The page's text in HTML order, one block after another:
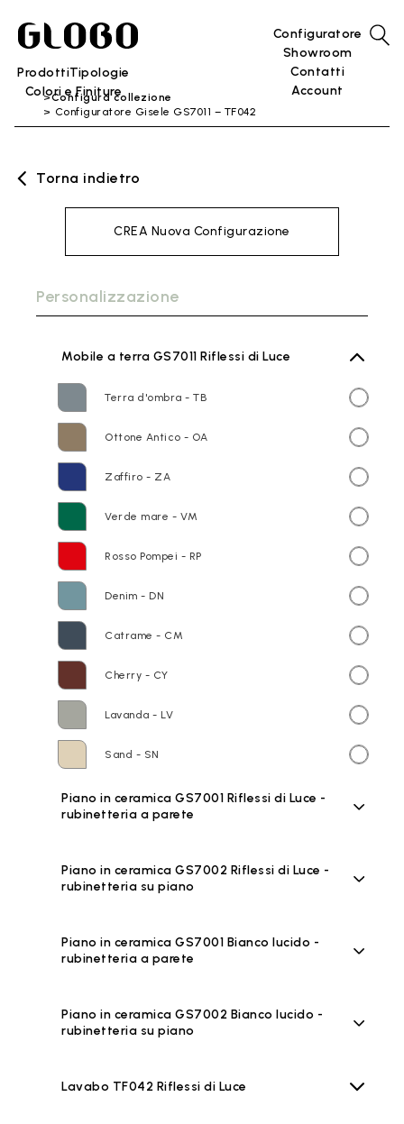
ProdottiTipologie
Colori e Finiture
Configuratore
Showroom
Contatti
Account
Configura collezione
Configuratore Gisele GS7011 – TF042
Torna indietro
CREA Nuova Configurazione
Personalizzazione
Mobile a terra GS7011 Riflessi di Luce
Terra d'ombra - TB
Ottone Antico - OA
Zaffiro - ZA
Verde mare - VM
Rosso Pompei - RP
Denim - DN
Catrame - CM
Cherry - CY
Lavanda - LV
Sand - SN
Piano in ceramica GS7001 Riflessi di Luce -
rubinetteria a parete
Piano in ceramica GS7002 Riflessi di Luce -
rubinetteria su piano
Piano in ceramica GS7001 Bianco lucido -
rubinetteria a parete
Piano in ceramica GS7002 Bianco lucido -
rubinetteria su piano
Lavabo TF042 Riflessi di Luce